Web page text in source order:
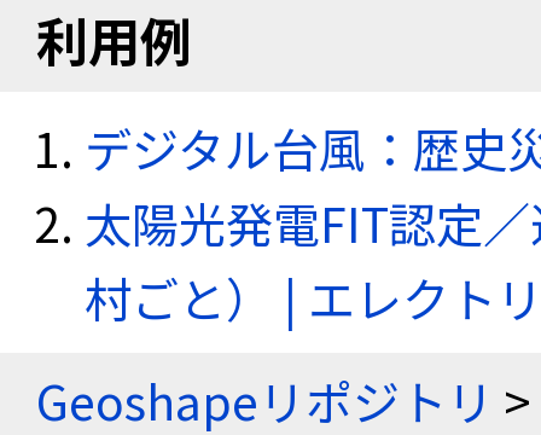
利用例
デジタル台風：歴史
太陽光発電FIT認定
村ごと） | エレクト
Geoshapeリポジトリ >